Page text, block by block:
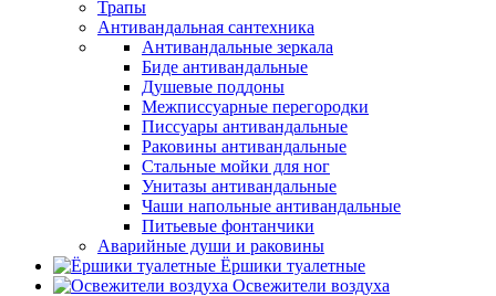
Трапы
Антивандальная сантехника
Антивандальные зеркала
Биде антивандальные
Душевые поддоны
Межписсуарные перегородки
Писсуары антивандальные
Раковины антивандальные
Стальные мойки для ног
Унитазы антивандальные
Чаши напольные антивандальные
Питьевые фонтанчики
Аварийные души и раковины
Ёршики туалетные
Освежители воздуха